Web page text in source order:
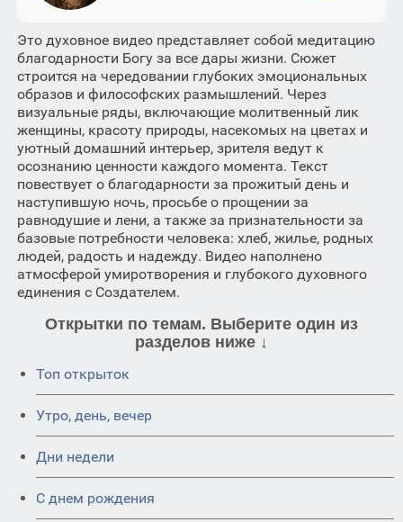
Это духовное видео представляет собой медитацию
благодарности Богу за все дары жизни. Сюжет
строится на чередовании глубоких эмоциональных
образов и философских размышлений. Через
визуальные ряды, включающие молитвенный лик
женщины, красоту природы, насекомых на цветах и
уютный домашний интерьер, зрителя ведут к
осознанию ценности каждого момента. Текст
повествует о благодарности за прожитый день и
наступившую ночь, просьбе о прощении за
равнодушие и лени, а также за признательности за
базовые потребности человека: хлеб, жилье, родных
людей, радость и надежду. Видео наполнено
атмосферой умиротворения и глубокого духовного
единения с Создателем.
Открытки по темам. Выберите один из
разделов ниже ↓
Топ открыток
Утро, день, вечер
Дни недели
C днем рождения